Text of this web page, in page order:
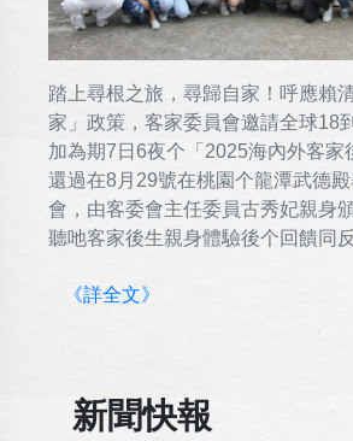
踏上尋根之旅，尋歸自家！呼應賴
家」政策，客家委員會邀請全球18
加為期7日6夜个「2025海內外客家
還過在8月29號在桃園个龍潭武德
會，由客委會主任委員古秀妃親身
聽吔客家後生親身體驗後个回饋同
《詳全文》
新聞快報